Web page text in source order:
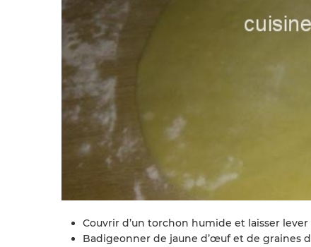
Couvrir d’un torchon humide et laisser
Badigeonner de jaune d’œuf et de graines